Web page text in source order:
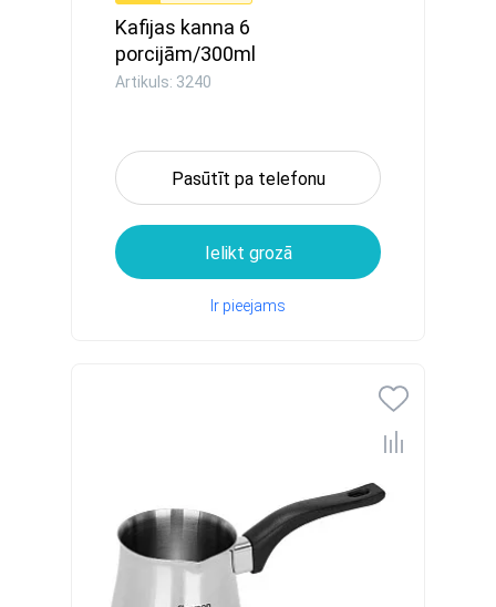
Kafijas kanna 6
porcijām/300ml
(nerūsējošais tērau...
Artikuls: 3240
Pasūtīt pa telefonu
Ielikt grozā
Ir pieejams